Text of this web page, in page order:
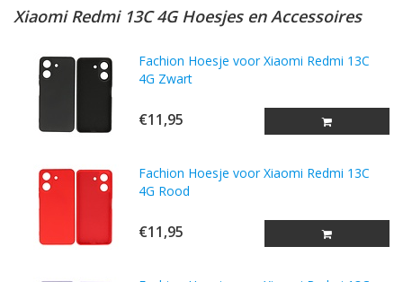
Xiaomi Redmi 13C 4G Hoesjes en Accessoires
Fachion Hoesje voor Xiaomi Redmi 13C
4G Zwart
€11,95
Fachion Hoesje voor Xiaomi Redmi 13C
4G Rood
€11,95